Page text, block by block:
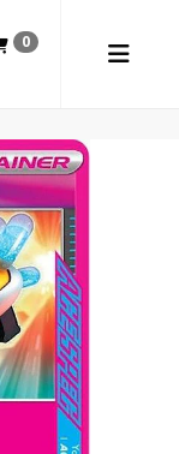
0